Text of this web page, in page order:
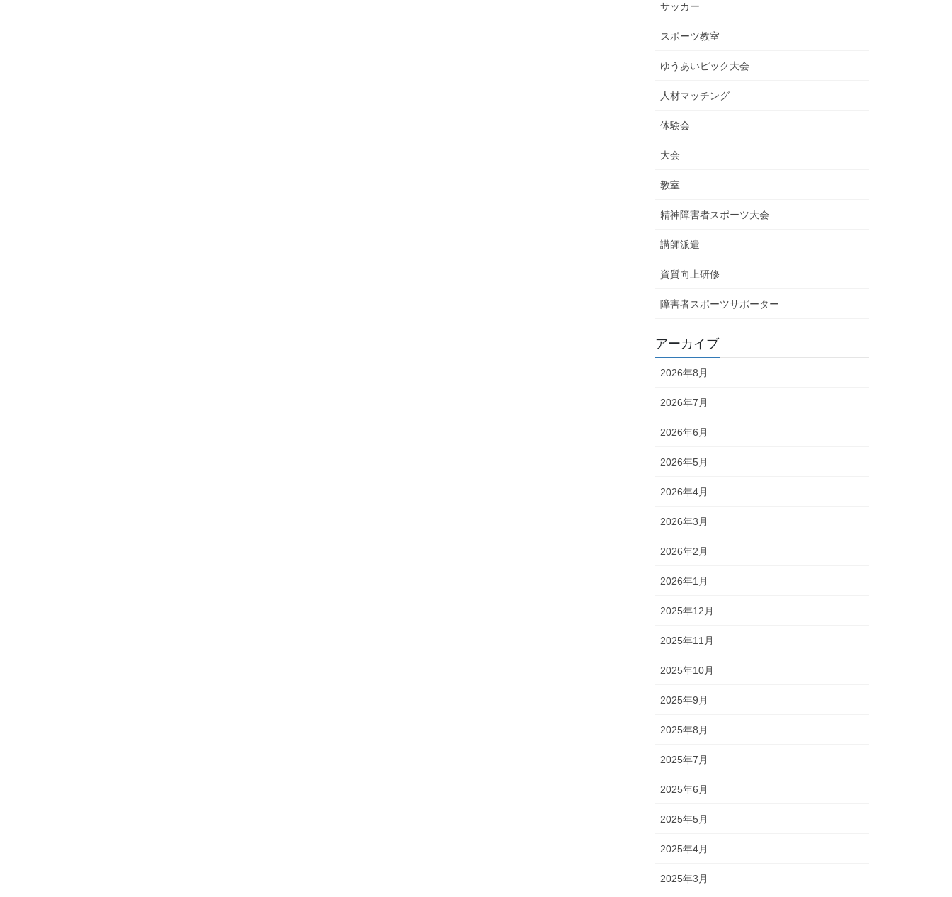
サッカー
スポーツ教室
ゆうあいピック大会
人材マッチング
体験会
大会
教室
精神障害者スポーツ大会
講師派遣
資質向上研修
障害者スポーツサポーター
アーカイブ
2026年8月
2026年7月
2026年6月
2026年5月
2026年4月
2026年3月
2026年2月
2026年1月
2025年12月
2025年11月
2025年10月
2025年9月
2025年8月
2025年7月
2025年6月
2025年5月
2025年4月
2025年3月